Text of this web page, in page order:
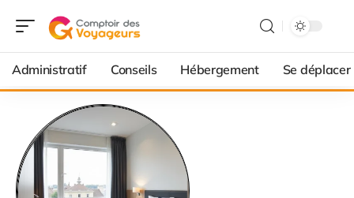
Administratif Conseils Hébergement Se déplacer